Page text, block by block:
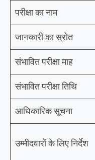
परीक्षा का नाम
जानकारी का स्रोत
संभावित परीक्षा माह
संभावित परीक्षा तिथि
आधिकारिक सूचना
उम्मीदवारों के लिए निर्देश